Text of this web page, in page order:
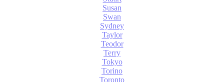
Susan
Swan
Sydney
Taylor
Teodor
Terry
Tokyo
Torino
Toronto